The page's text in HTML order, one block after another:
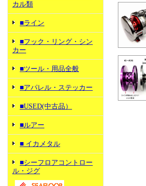
カル類
■ライン
■フック・リング・シン
カー
■ツール・用品全般
■アパレル・ステッカー
■USED(中古品）
■ルアー
■ イカメタル
■シーフロアコントロー
ル・ジグ